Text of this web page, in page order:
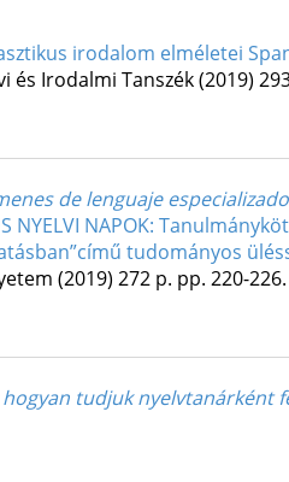
irodalom elméletei
és Irodalmi Tanszék(2019)
de lenguaje
NYELVI NAPOK:
tudományos
(2019) 272 p. pp. 220-
tudjuk